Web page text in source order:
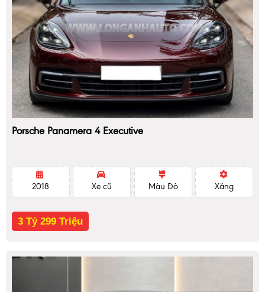
Porsche Panamera 4 Executive
2018 Xe cũ Màu Đỏ Xăng
3 Tỷ 299 Triệu